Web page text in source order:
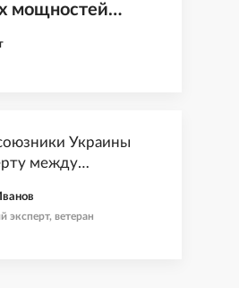
мощностей
Украины
между
эксперт, ветеран